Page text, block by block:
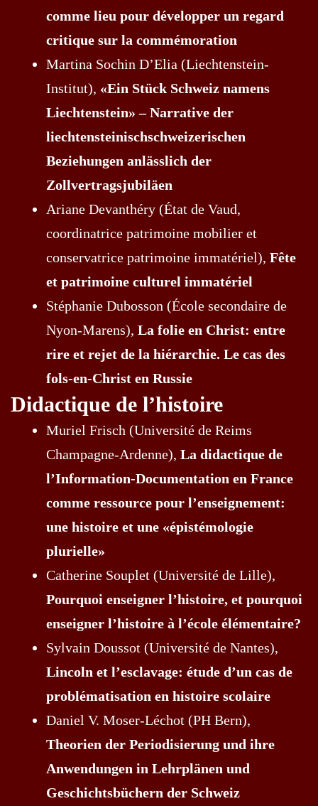
comme lieu pour développer un regard
critique sur la commémoration
Martina Sochin D’Elia (Liechtenstein-
Institut), «Ein Stück Schweiz namens
Liechtenstein» – Narrative der
liechtensteinischschweizerischen
Beziehungen anlässlich der
Zollvertragsjubiläen
Ariane Devanthéry (État de Vaud,
coordinatrice patrimoine mobilier et
conservatrice patrimoine immatériel), Fête
et patrimoine culturel immatériel
Stéphanie Dubosson (École secondaire de
Nyon-Marens), La folie en Christ: entre
rire et rejet de la hiérarchie. Le cas des
fols-en-Christ en Russie
Didactique de l’histoire
Muriel Frisch (Université de Reims
Champagne-Ardenne), La didactique de
l’Information-Documentation en France
comme ressource pour l’enseignement:
une histoire et une «épistémologie
plurielle»
Catherine Souplet (Université de Lille),
Pourquoi enseigner l’histoire, et pourquoi
enseigner l’histoire à l’école élémentaire?
Sylvain Doussot (Université de Nantes),
Lincoln et l’esclavage: étude d’un cas de
problématisation en histoire scolaire
Daniel V. Moser-Léchot (PH Bern),
Theorien der Periodisierung und ihre
Anwendungen in Lehrplänen und
Geschichtsbüchern der Schweiz